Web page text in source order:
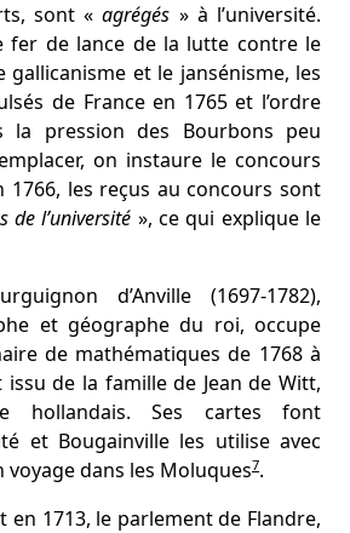
sont «agrégés » à l’université.
fer de lance de la lutte contre le
gallicanisme et le jansénisme, les
de France en 1765 et l’ordre
la pression des Bourbons peu
on instaure le concours
1766, les reçus au concours sont
de l’université », ce qui explique le
d’Anville (1697-1782),
et géographe du roi, occupe
de mathématiques de 1768 à
issu de la famille de Jean de Witt,
hollandais. Ses cartes font
et Bougainville les utilise avec
voyage dans les Moluques7.
en 1713, le parlement de Flandre,